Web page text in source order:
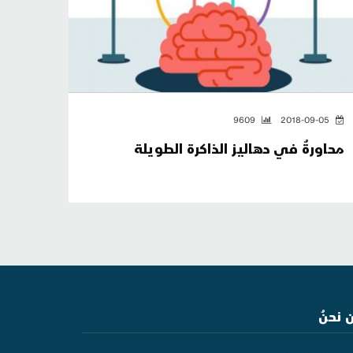
محاورةٌ في دهاليز الذاكرة الطويلة
نحنُ